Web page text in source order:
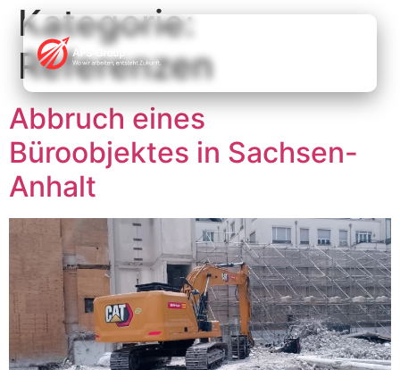
Kategorie:
Referenzen
Abbruch eines
Büroobjektes in Sachsen-
Anhalt